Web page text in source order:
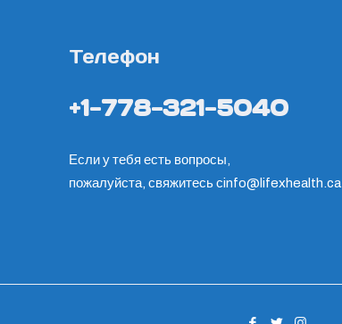
Телефон
+1-778-321-5040
Если у тебя есть вопросы,
пожалуйста, свяжитесь сinfo@lifexhealth.ca